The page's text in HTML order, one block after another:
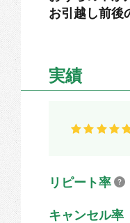
お引越し前後
実績
リピート率
キャンセル率